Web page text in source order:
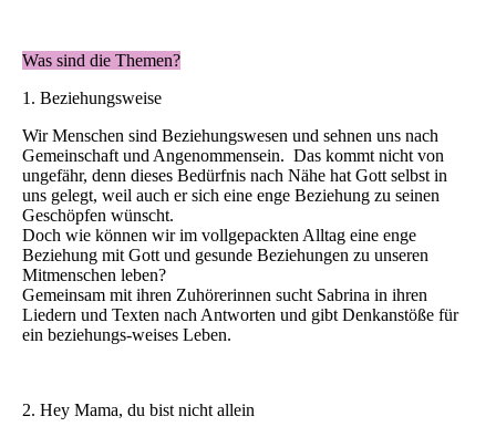
Was sind die Themen?
1. Beziehungsweise
Wir Menschen sind Beziehungswesen und sehnen uns nach
Gemeinschaft und Angenommensein. Das kommt nicht von
ungefähr, denn dieses Bedürfnis nach Nähe hat Gott selbst in
uns gelegt, weil auch er sich eine enge Beziehung zu seinen
Geschöpfen wünscht.
Doch wie können wir im vollgepackten Alltag eine enge
Beziehung mit Gott und gesunde Beziehungen zu unseren
Mitmenschen leben?
Gemeinsam mit ihren Zuhörerinnen sucht Sabrina in ihren
Liedern und Texten nach Antworten und gibt Denkanstöße für
ein beziehungs-weises Leben.
2. Hey Mama, du bist nicht allein